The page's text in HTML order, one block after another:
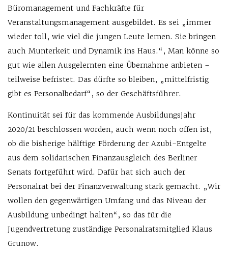
Büromanagement und Fachkräfte für
Veranstaltungsmanagement ausgebildet. Es sei „immer
wieder toll, wie viel die jungen Leute lernen. Sie bringen
auch Munterkeit und Dynamik ins Haus.“, Man könne so
gut wie allen Ausgelernten eine Übernahme anbieten –
teilweise befristet. Das dürfte so bleiben, „mittelfristig
gibt es Personalbedarf“, so der Geschäftsführer.
Kontinuität sei für das kommende Ausbildungsjahr
2020/21 beschlossen worden, auch wenn noch offen ist,
ob die bisherige hälftige Förderung der Azubi-Entgelte
aus dem solidarischen Finanzausgleich des Berliner
Senats fortgeführt wird. Dafür hat sich auch der
Personalrat bei der Finanzverwaltung stark gemacht. „Wir
wollen den gegenwärtigen Umfang und das Niveau der
Ausbildung unbedingt halten“, so das für die
Jugendvertretung zuständige Personalratsmitglied Klaus
Grunow.